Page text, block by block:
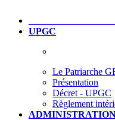
UPGC
Le Patriarche
Présentation
Décret - UPGC
Règlement